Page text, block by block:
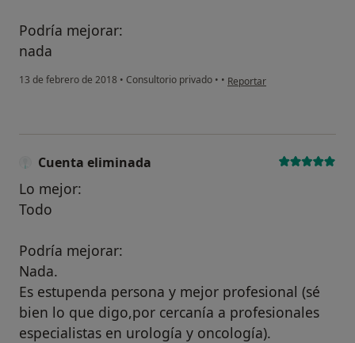
Podría mejorar:
nada
13 de febrero de 2018 • Consultorio privado • • en opinión del usuario
Reportar
Cuenta eliminada
Lo mejor:
Todo
Podría mejorar:
Nada.
Es estupenda persona y mejor profesional (sé
bien lo que digo,por cercanía a profesionales
especialistas en urología y oncología).